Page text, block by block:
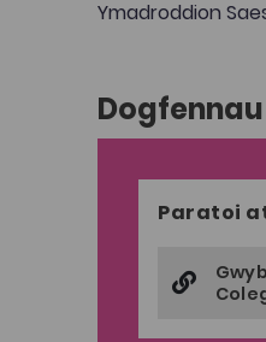
Ymadroddion
Paratoi